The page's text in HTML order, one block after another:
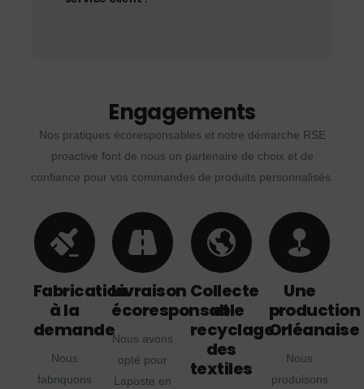
Engagements
Nos pratiques écoresponsables et notre démarche RSE
proactive font de nous un partenaire de choix et de
confiance pour vos commandes de produits personnalisés.
Fabrication
à la
demande
Nous
fabriquons
Livraison
écoresponsable
Nous avons
opté pour
Laposte en
Collecte
et
recyclage
des
textiles
Une
production
Orléanaise
Nous
produisons